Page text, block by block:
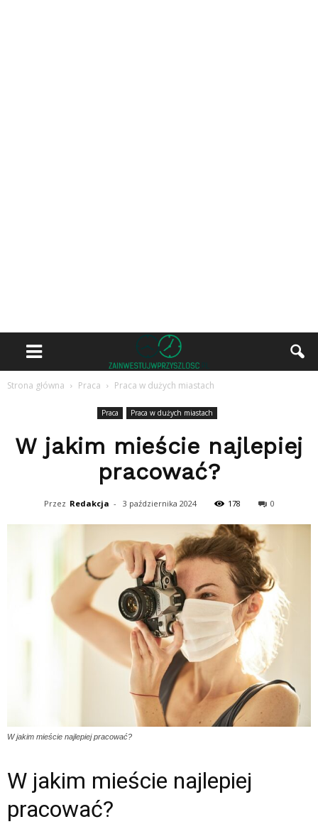
Strona główna Praca Praca w dużych miastach
Praca Praca w dużych miastach
W jakim mieście najlepiej
pracować?
Przez Redakcja - 3 października 2024 178 0
W jakim mieście najlepiej pracować?
W jakim mieście najlepiej
pracować?